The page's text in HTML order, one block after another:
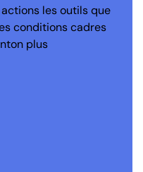
les outils que
conditions cadres
plus